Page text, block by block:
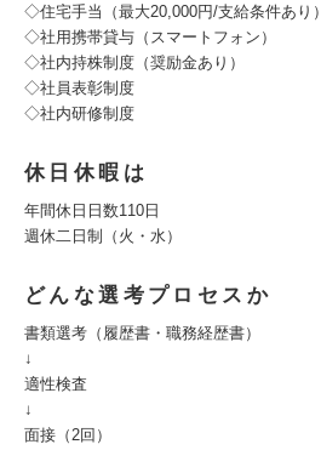
◇住宅手当（最大20,000円/支給条件あり）
◇社用携帯貸与（スマートフォン）
◇社内持株制度（奨励金あり）
◇社員表彰制度
◇社内研修制度
休日休暇は
年間休日日数110日
週休二日制（火・水）
どんな選考プロセスか
書類選考（履歴書・職務経歴書）
↓
適性検査
↓
面接（2回）